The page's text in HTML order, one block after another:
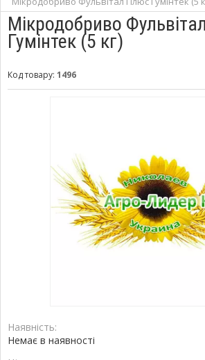
Мікродобриво
Гумінтек (5 кг)
Код товару: 1496
Наявність:
Немає в наявності